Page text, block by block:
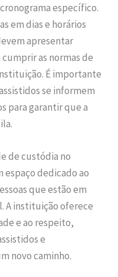
específico.
em dias e horários
apresentar
as normas de
É importante
se informem
para garantir que a
de custódia no
dedicado ao
que estão em
A instituição oferece
e ao respeito,
e
novo caminho.